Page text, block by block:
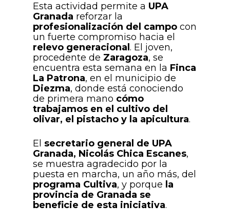
Esta actividad permite a UPA
Granada reforzar la
profesionalización del campo con
un fuerte compromiso hacia el
relevo generacional . El joven,
procedente de Zaragoza, se
encuentra esta semana en la Finca
La Patrona, en el municipio de
Diezma, donde está conociendo
de primera mano cómo
trabajamos en el cultivo del
olivar, el pistacho y la apicultura.
El secretario general de UPA
Granada, Nicolás Chica Escanes,
se muestra agradecido por la
puesta en marcha, un año más, del
programa Cultiva, y porque la
provincia de Granada se
beneficie de esta iniciativa.